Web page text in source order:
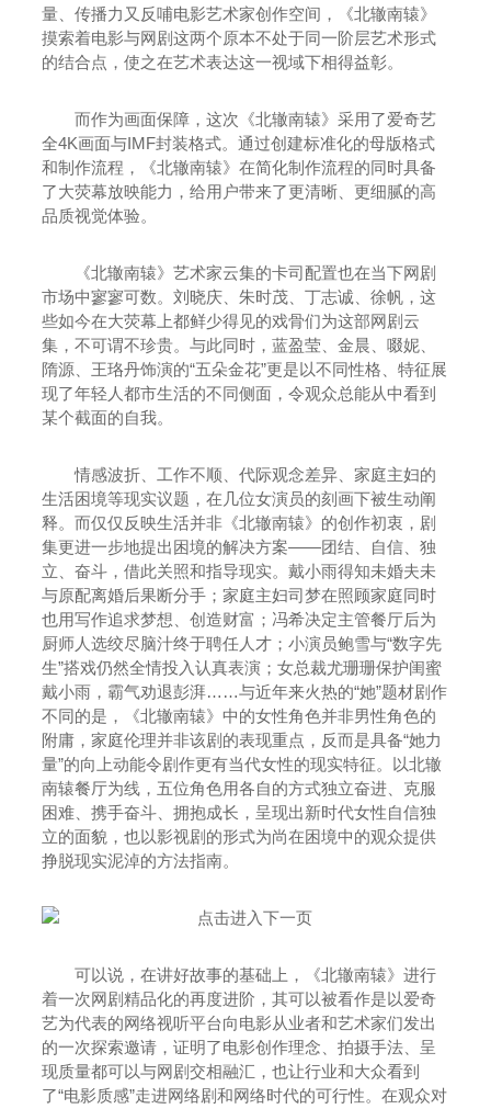
量、传播力又反哺电影艺术家创作空间，《北辙南辕》
摸索着电影与网剧这两个原本不处于同一阶层艺术形式
的结合点，使之在艺术表达这一视域下相得益彰。
而作为画面保障，这次《北辙南辕》采用了爱奇艺
全4K画面与IMF封装格式。通过创建标准化的母版格式
和制作流程，《北辙南辕》在简化制作流程的同时具备
了大荧幕放映能力，给用户带来了更清晰、更细腻的高
品质视觉体验。
《北辙南辕》艺术家云集的卡司配置也在当下网剧
市场中寥寥可数。刘晓庆、朱时茂、丁志诚、徐帆，这
些如今在大荧幕上都鲜少得见的戏骨们为这部网剧云
集，不可谓不珍贵。与此同时，蓝盈莹、金晨、啜妮、
隋源、王珞丹饰演的“五朵金花”更是以不同性格、特征展
现了年轻人都市生活的不同侧面，令观众总能从中看到
某个截面的自我。
情感波折、工作不顺、代际观念差异、家庭主妇的
生活困境等现实议题，在几位女演员的刻画下被生动阐
释。而仅仅反映生活并非《北辙南辕》的创作初衷，剧
集更进一步地提出困境的解决方案——团结、自信、独
立、奋斗，借此关照和指导现实。戴小雨得知未婚夫未
与原配离婚后果断分手；家庭主妇司梦在照顾家庭同时
也用写作追求梦想、创造财富；冯希决定主管餐厅后为
厨师人选绞尽脑汁终于聘任人才；小演员鲍雪与“数字先
生”搭戏仍然全情投入认真表演；女总裁尤珊珊保护闺蜜
戴小雨，霸气劝退彭湃……与近年来火热的“她”题材剧作
不同的是，《北辙南辕》中的女性角色并非男性角色的
附庸，家庭伦理并非该剧的表现重点，反而是具备“她力
量”的向上动能令剧作更有当代女性的现实特征。以北辙
南辕餐厅为线，五位角色用各自的方式独立奋进、克服
困难、携手奋斗、拥抱成长，呈现出新时代女性自信独
立的面貌，也以影视剧的形式为尚在困境中的观众提供
挣脱现实泥淖的方法指南。
可以说，在讲好故事的基础上，《北辙南辕》进行
着一次网剧精品化的再度进阶，其可以被看作是以爱奇
艺为代表的网络视听平台向电影从业者和艺术家们发出
的一次探索邀请，证明了电影创作理念、拍摄手法、呈
现质量都可以与网剧交相融汇，也让行业和大众看到
了“电影质感”走进网络剧和网络时代的可行性。在观众对